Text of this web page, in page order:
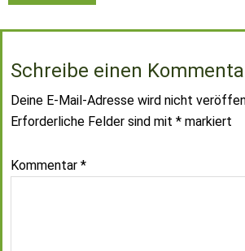
Schreibe einen
Deine E-Mail-Adresse wird nicht
Erforderliche Felder sind mit * markiert
Kommentar *